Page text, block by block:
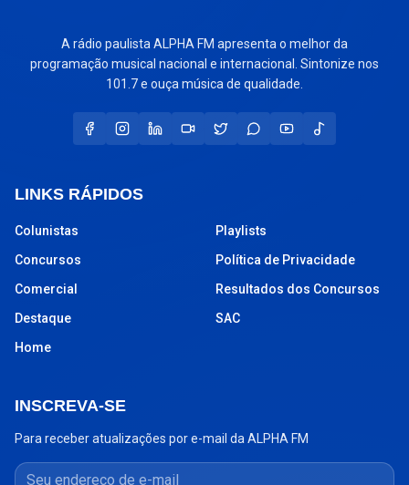
A rádio paulista ALPHA FM apresenta o melhor da
programação musical nacional e internacional. Sintonize nos
101.7 e ouça música de qualidade.
LINKS RÁPIDOS
Colunistas
Concursos
Comercial
Destaque
Home
Playlists
Política de Privacidade
Resultados dos Concursos
SAC
INSCREVA-SE
Para receber atualizações por e-mail da ALPHA FM
Seu endereço de e-mail